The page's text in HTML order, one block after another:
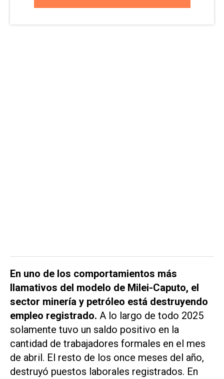
En uno de los comportamientos más
llamativos del modelo de Milei-Caputo, el
sector minería y petróleo está destruyendo
empleo registrado. A lo largo de todo 2025
solamente tuvo un saldo positivo en la
cantidad de trabajadores formales en el mes
de abril. El resto de los once meses del año,
destruyó puestos laborales registrados. En